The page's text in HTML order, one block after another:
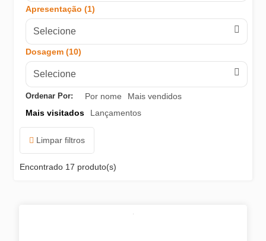
LINHA HIGIENE ORAL
LINHA FITNESS
LINHA SUPORTE
LINHA AMBIENTE
LINHA COMPORTAMENTO
LINHA RECUPERAÇÃO
Apresentação (1)
Selecione
Dosagem (10)
Selecione
Ordenar Por: Por nome
Mais vendidos
Mais visitados
Lançamentos
Limpar filtros
Encontrado 17 produto(s)